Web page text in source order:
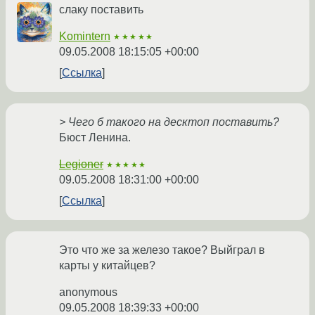
слаку поставить
Komintern ★★★★★
09.05.2008 18:15:05 +00:00
Ссылка
> Чего б такого на десктоп поставить?
Бюст Ленина.
Legioner ★★★★★
09.05.2008 18:31:00 +00:00
Ссылка
Это что же за железо такое? Выйграл в
карты у китайцев?
anonymous
09.05.2008 18:39:33 +00:00